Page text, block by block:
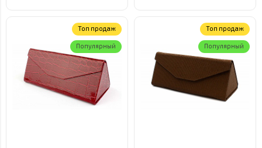
Топ продаж
Популярный
Топ продаж
Популярный